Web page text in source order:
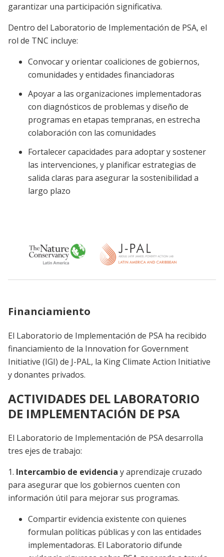
garantizar una participación significativa.
Dentro del Laboratorio de Implementación de PSA, el
rol de TNC incluye:
Convocar y orientar coaliciones de gobiernos,
comunidades y entidades financiadoras
Apoyar a las organizaciones implementadoras
con diagnósticos de problemas y diseño de
programas en etapas tempranas, en estrecha
colaboración con las comunidades
Fortalecer capacidades para adoptar y sostener
las intervenciones, y planificar estrategias de
salida claras para asegurar la sostenibilidad a
largo plazo
Financiamiento
El Laboratorio de Implementación de PSA ha recibido
financiamiento de la Innovation for Government
Initiative (IGI) de J-PAL, la King Climate Action Initiative
y donantes privados.
ACTIVIDADES DEL LABORATORIO
DE IMPLEMENTACIÓN DE PSA
El Laboratorio de Implementación de PSA desarrolla
tres ejes de trabajo:
1. Intercambio de evidencia y aprendizaje cruzado
para asegurar que los gobiernos cuenten con
información útil para mejorar sus programas.
Compartir evidencia existente con quienes
formulan políticas públicas y con las entidades
implementadoras. El Laboratorio difunde